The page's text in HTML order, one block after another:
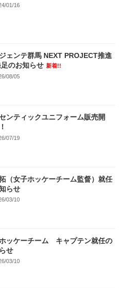
01/16
ェンテ群馬 NEXT PROJECT推進
のお知らせ 新着!!
08/05
ンティックユニフォーム販売開
07/19
（女子ホッケーチーム監督）就任
らせ
03/10
ッケーチーム キャプテン就任の
せ
03/10